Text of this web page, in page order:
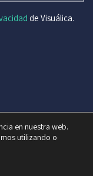
de Visuálica.
de Cookies
en nuestra web.
utilizando o